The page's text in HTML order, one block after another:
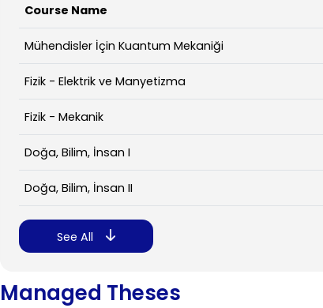
Course Name
Mühendisler İçin Kuantum Mekaniği
Fizik - Elektrik ve Manyetizma
Fizik - Mekanik
Doğa, Bilim, İnsan I
Doğa, Bilim, İnsan II
See All
Managed Theses